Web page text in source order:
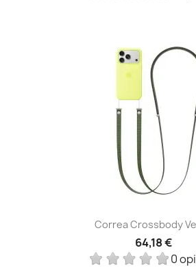
Correa Crossbody
64,18 €
0